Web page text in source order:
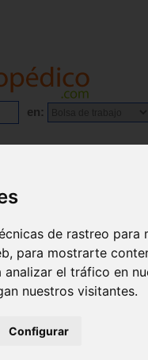
de rastreo para
para mostrarte
analizar el tráfico en
nuestros visitantes.
Configurar
en: